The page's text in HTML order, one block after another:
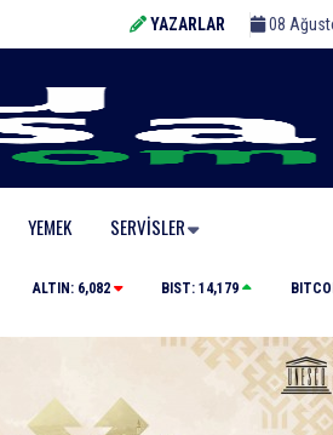
YAZARLAR 08
YEMEK SERVISLER
Tarihi eser
ALTIN: 6,082 BIST: 14,179